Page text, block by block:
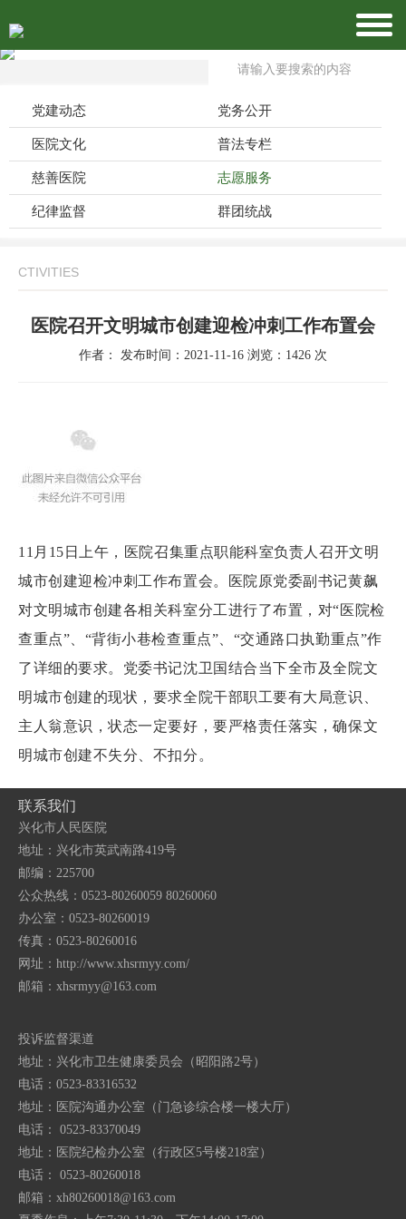
党建动态 党务公开
医院文化 普法专栏
慈善医院 志愿服务
纪律监督 群团统战
CTIVITIES
医院召开文明城市创建迎检冲刺工作布置会
作者： 发布时间：2021-11-16 浏览：1426 次
11月15日上午，医院召集重点职能科室负责人召开文明
城市创建迎检冲刺工作布置会。医院原党委副书记黄飙
对文明城市创建各相关科室分工进行了布置，对“医院检
查重点”、“背街小巷检查重点”、“交通路口执勤重点”作
了详细的要求。党委书记沈卫国结合当下全市及全院文
明城市创建的现状，要求全院干部职工要有大局意识、
主人翁意识，状态一定要好，要严格责任落实，确保文
明城市创建不失分、不扣分。
联系我们
兴化市人民医院
地址：兴化市英武南路419号
邮编：225700
公众热线：0523-80260059 80260060
办公室：0523-80260019
传真：0523-80260016
网址：http://www.xhsrmyy.com/
邮箱： xhsrmyy@163.com
投诉监督渠道
地址：兴化市卫生健康委员会（昭阳路2号）
电话：0523-83316532
地址：医院沟通办公室（门急诊综合楼一楼大厅）
电话： 0523-83370049
地址：医院纪检办公室（行政区5号楼218室）
电话： 0523-80260018
邮箱： xh80260018@163.com